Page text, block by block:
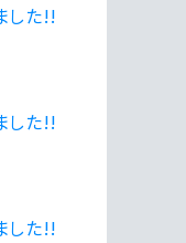
した!!
した!!
した!!